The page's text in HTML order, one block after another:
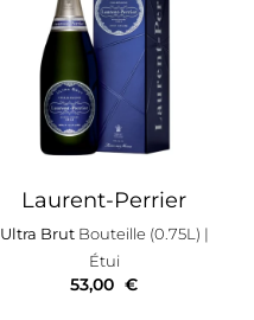
Laurent-Perrier
Ultra Brut Bouteille (0.75L) |
Étui
53,00 €